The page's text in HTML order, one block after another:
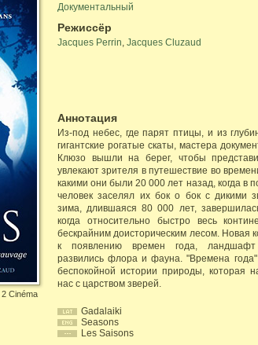
Документальный
Режиссёр
Jacques Perrin, Jacques Cluzaud
Аннотация
Из-под небес, где парят птицы, и из
гигантские рогатые скаты, мастера
Клюзо вышли на берег, чтобы
увлекают зрителя в путешествие во
какими они были 20 000 лет назад, когда в
человек заселял их бок о бок с дикими
зима, длившаяся 80 000 лет,
когда относительно быстро весь
бескрайним доисторическим лесом. Новая
к появлению времен года,
развились флора и фауна. "Времена
беспокойной истории природы, которая
нас с царством зверей.
Gadalaiki
Seasons
Les Saisons
Cinéma